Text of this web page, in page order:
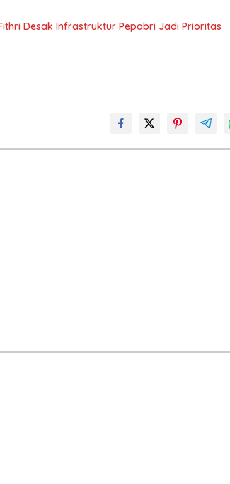
Desak Infrastruktur Pepabri Jadi Prioritas